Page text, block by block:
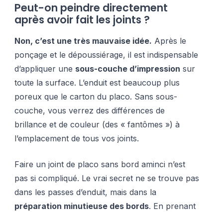
Peut-on peindre directement
après avoir fait les joints ?
Non, c’est une très mauvaise idée. Après le
ponçage et le dépoussiérage, il est indispensable
d’appliquer une sous-couche d’impression sur
toute la surface. L’enduit est beaucoup plus
poreux que le carton du placo. Sans sous-
couche, vous verrez des différences de
brillance et de couleur (des « fantômes ») à
l’emplacement de tous vos joints.
Faire un joint de placo sans bord aminci n’est
pas si compliqué. Le vrai secret ne se trouve pas
dans les passes d’enduit, mais dans la
préparation minutieuse des bords. En prenant